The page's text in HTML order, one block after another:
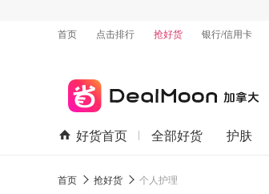
首页
点击排行 抢好货 银行/信用卡
好货首页 全部好货 护肤
首页 抢好货 个人护理